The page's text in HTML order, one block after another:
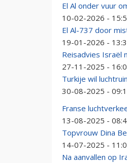
El Al onder vuur
10-02-2026 -
El Al-737 door
19-01-2026 -
Reisadvies Israël
27-11-2025 -
Turkije wil
30-08-2025 -
Franse
13-08-2025 -
Topvrouw Dina
14-07-2025 -
Na aanvallen op